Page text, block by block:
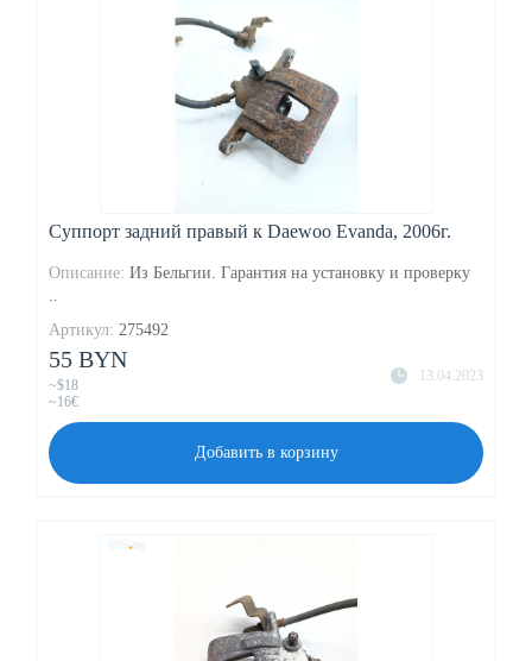
Суппорт задний правый к Daewoo Evanda, 2006г.
Описание: Из Бельгии. Гарантия на установку и проверку
Артикул: 275492
13.04.2023
55 BYN
~$18
~16€
Добавить в корзину